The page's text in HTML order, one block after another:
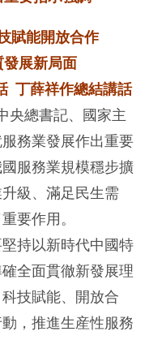
賦能開放合作
展新局面
丁薛祥作總結講話
總書記、國家主
務業發展作出重要
服務業規模穩步擴
級、滿足民生需
要作用。
持以新時代中國特
全面貫徹新發展理
技賦能、開放合
，推進生産性服務